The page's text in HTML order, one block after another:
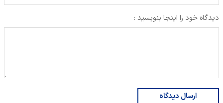
دیدگاه خود را اینجا بنویسید :
ارسال دیدگاه